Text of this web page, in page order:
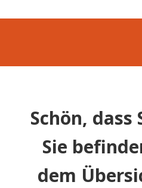
Schön, dass
Sie
dem